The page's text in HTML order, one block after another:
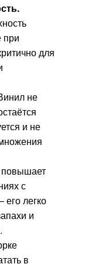
при
для
не
и не
с
легко
и
в